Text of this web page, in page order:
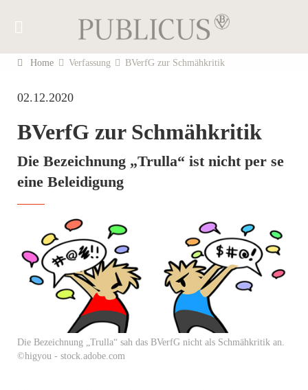
Home Verfassung BVerfG zur Schmähkritik
02.12.2020
BVerfG zur Schmähkritik
Die Bezeichnung „Trulla“ ist nicht per se
eine Beleidigung
Die Bezeichnung „Trulla“ sah das BVerfG nicht als Schmähkritik an.
©higyou - stock.adobe.com